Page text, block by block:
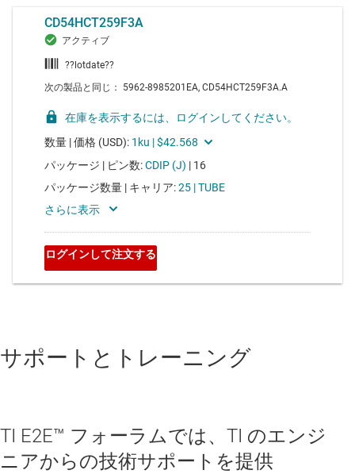
サポートとトレーニング
TI E2E™ フォーラムでは、TI のエンジ
ニアからの技術サポートを提供